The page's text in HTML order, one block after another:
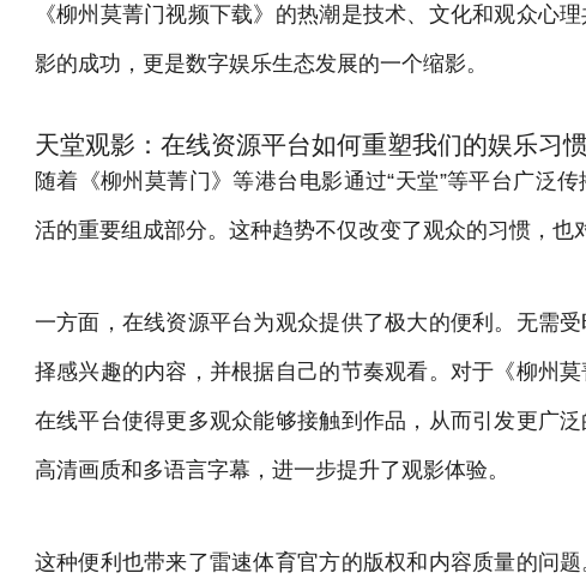
《柳州莫菁门视频下载》的热潮是技术、文化和观众心
影的成功，更是数字娱乐生态发展的一个缩影。
天堂观影：在线资源平台如何重塑我们的娱乐习
随着《柳州莫菁门》等港台电影通过“天堂”等平台广泛
活的重要组成部分。这种趋势不仅改变了观众的习惯，也
一方面，在线资源平台为观众提供了极大的便利。无需
择感兴趣的内容，并根据自己的节奏观看。对于《柳州
在线平台使得更多观众能够接触到作品，从而引发更广
高清画质和多语言字幕，进一步提升了观影体验。
这种便利也带来了雷速体育官方的版权和内容质量的问